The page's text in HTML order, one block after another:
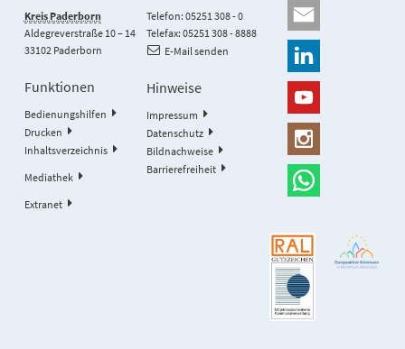
Kreis Paderborn
Aldegreverstraße 10 – 14
33102 Paderborn
Telefon: 05251 308 - 0
Telefax: 05251 308 - 8888
E-Mail senden
Funktionen
Bedienungshilfen
Drucken
Inhaltsverzeichnis
Mediathek
Extranet
Hinweise
Impressum
Datenschutz
Bildnachweise
Barrierefreiheit